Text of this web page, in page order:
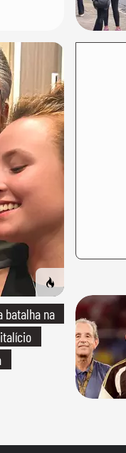
batalha na
uma'